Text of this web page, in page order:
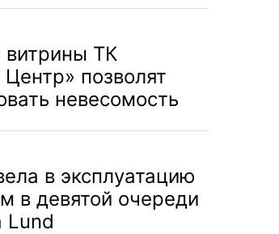
витрины ТК
позволят
невесомость
в эксплуатацию
в девятой очереди